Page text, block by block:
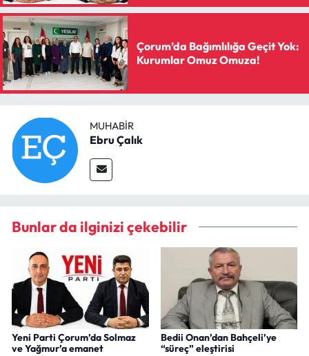
Çorum’da Bağımlılığa Geçit Yok:
Kurumlar Omuz Omuza!
MUHABIR
Ebru Çalık
Bunlar da ilginizi çekebilir
Yeni Parti Çorum’da Solmaz
ve Yağmur’a emanet
Bedii Onan’dan Bahçeli’ye
“süreç” eleştirisi